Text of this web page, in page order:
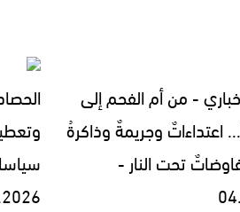
- من أم الفحم إلى
اعتداءاتٌ وجريمةٌ وذاكرةُ
تحت النار -